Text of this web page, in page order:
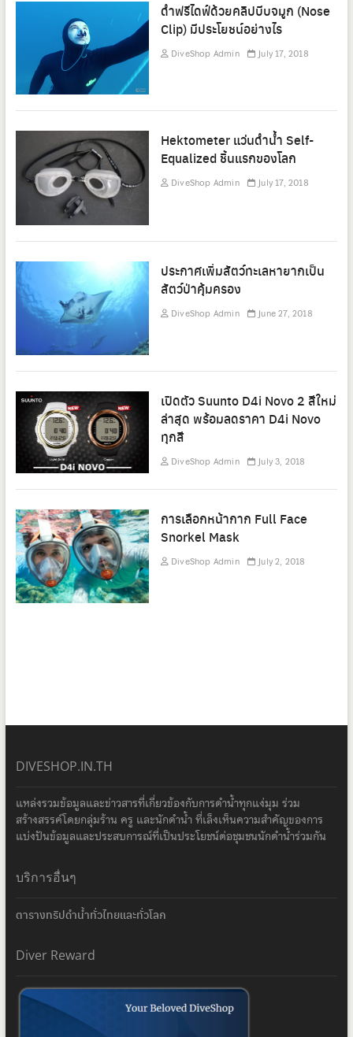
ดำฟรีไดฟ์ด้วยคลิปบีบจมูก (Nose
Clip) มีประโยชน์อย่างไร
DiveShop Admin July 17, 2018
Hektometer แว่นดำน้ำ Self-
Equalized ชิ้นแรกของโลก
DiveShop Admin July 17, 2018
ประกาศเพิ่มสัตว์ทะเลหายากเป็น
สัตว์ป่าคุ้มครอง
DiveShop Admin June 27, 2018
เปิดตัว Suunto D4i Novo 2 สีใหม่
ล่าสุด พร้อมลดราคา D4i Novo
ทุกสี
DiveShop Admin July 3, 2018
การเลือกหน้ากาก Full Face
Snorkel Mask
DiveShop Admin July 2, 2018
DIVESHOP.IN.TH
แหล่งรวมข้อมูลและข่าวสารที่เกี่ยวข้องกับการดำน้ำทุกแง่มุม ร่วม
สร้างสรรค์โดยกลุ่มร้าน ครู และนักดำน้ำ ที่เล็งเห็นความสำคัญของการ
แบ่งปันข้อมูลและประสบการณ์ที่เป็นประโยชน์ต่อชุมชนนักดำน้ำร่วมกัน
บริการอื่นๆ
ตารางทริปดำน้ำทั่วไทยและทั่วโลก
Diver Reward